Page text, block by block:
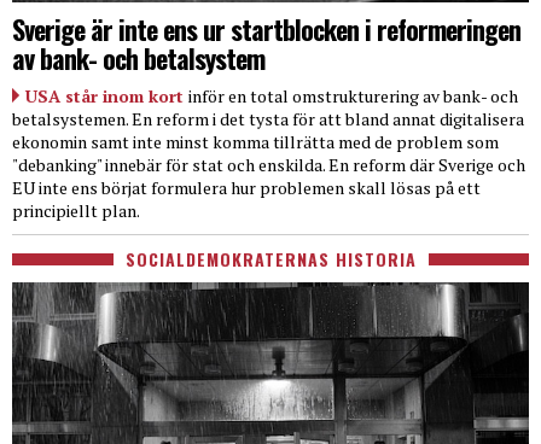
Sverige är inte ens ur startblocken i reformeringen
av bank- och betalsystem
USA står inom kort inför en total omstrukturering av bank- och
betalsystemen. En reform i det tysta för att bland annat digitalisera
ekonomin samt inte minst komma tillrätta med de problem som
"debanking" innebär för stat och enskilda. En reform där Sverige och
EU inte ens börjat formulera hur problemen skall lösas på ett
principiellt plan.
SOCIALDEMOKRATERNAS HISTORIA